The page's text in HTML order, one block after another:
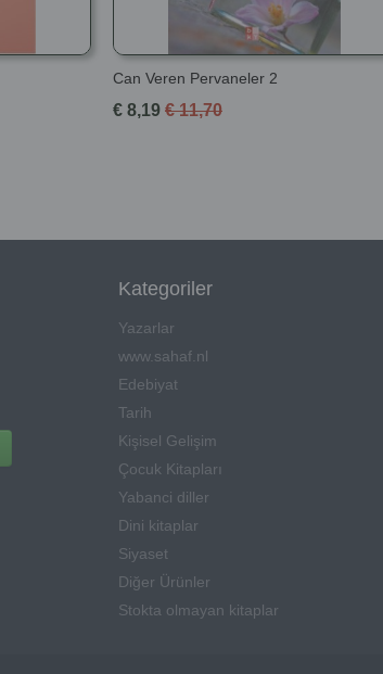
Can Veren Pervaneler 2
€ 8,19 € 11,70
Kategoriler
Yazarlar
www.sahaf.nl
Edebiyat
Tarih
Kişisel Gelişim
Çocuk Kitapları
Yabanci diller
Dini kitaplar
Siyaset
Diğer Ürünler
Stokta olmayan kitaplar